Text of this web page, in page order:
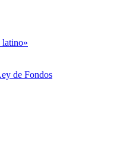
latino»
de Fondos